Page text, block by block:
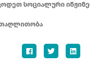
სოციალური